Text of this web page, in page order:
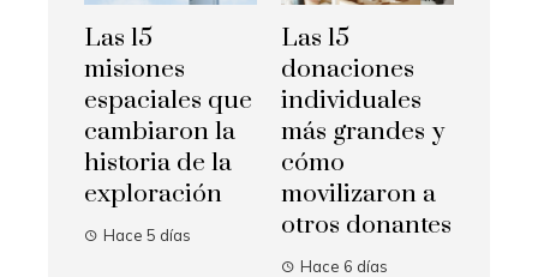
Las 15
misiones
espaciales que
cambiaron la
historia de la
exploración
Hace 5 días
Las 15
donaciones
individuales
más grandes y
cómo
movilizaron a
otros donantes
Hace 6 días